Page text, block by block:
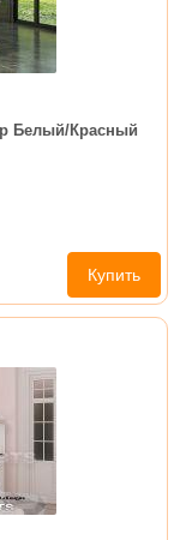
Белый/Красный
Купить